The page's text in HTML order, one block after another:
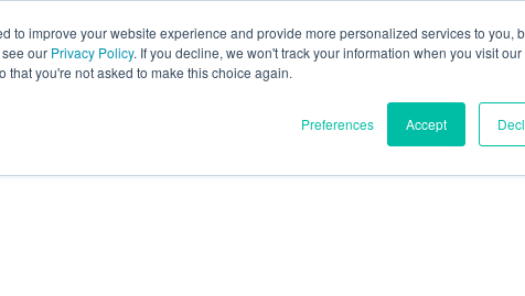
to improve your website experience and provide more personalized services to you,
our Privacy Policy. If you decline, we won't track your information when you visit
you're not asked to make this choice again.
Preferences Accept